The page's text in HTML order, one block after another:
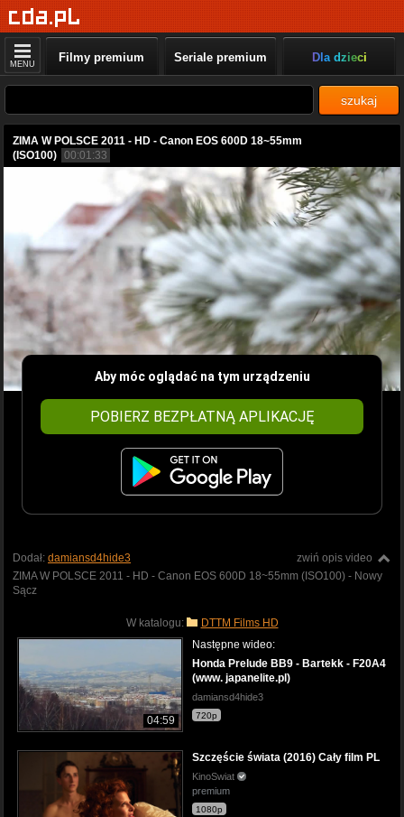
MENU Filmy premium Seriale premium Dla dzieci
szukaj
ZIMA W POLSCE 2011 - HD - Canon EOS 600D 18~55mm
(ISO100) 00:01:33
Aby móc oglądać na tym urządzeniu
POBIERZ BEZPŁATNĄ APLIKACJĘ
zwiń opis video
Dodał: damiansd4hide3
ZIMA W POLSCE 2011 - HD - Canon EOS 600D 18~55mm (ISO100) - Nowy
Sącz
W katalogu: DTTM Films HD
04:59
Następne wideo:
Honda Prelude BB9 - Bartekk - F20A4
(www. japanelite.pl)
damiansd4hide3
720p
Szczęście świata (2016) Cały film PL
KinoSwiat
premium
1080p